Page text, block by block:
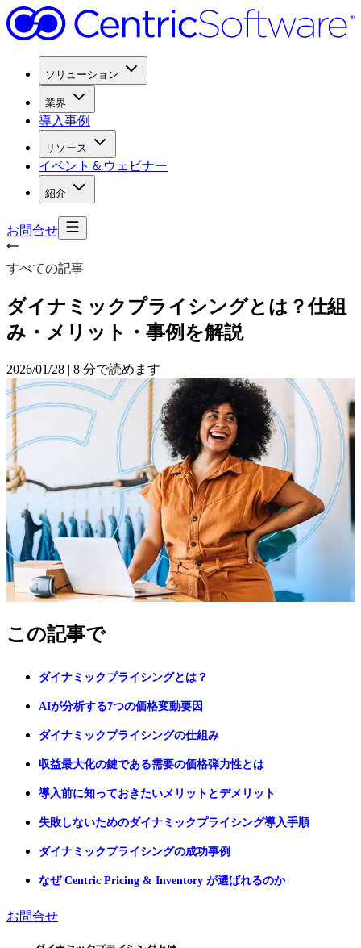
ソリューション
業界
導入事例
リソース
イベント＆ウェビナー
紹介
お問合せ
すべての記事
ダイナミックプライシングとは？仕組
み・メリット・事例を解説
2026/01/28 | 8 分で読めます
この記事で
ダイナミックプライシングとは？
AIが分析する7つの価格変動要因
ダイナミックプライシングの仕組み
収益最大化の鍵である需要の価格弾力性とは
導入前に知っておきたいメリットとデメリット
失敗しないためのダイナミックプライシング導入手順
ダイナミックプライシングの成功事例
なぜ Centric Pricing & Inventory が選ばれるのか
お問合せ